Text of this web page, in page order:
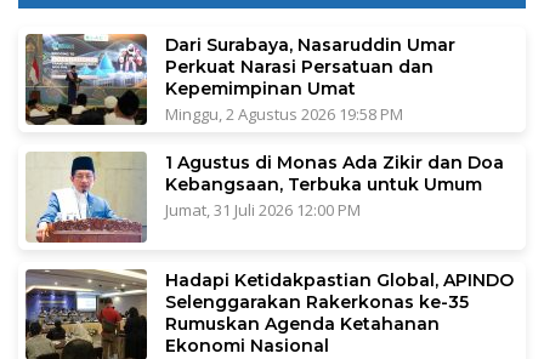
Dari Surabaya, Nasaruddin Umar
Perkuat Narasi Persatuan dan
Kepemimpinan Umat
Minggu, 2 Agustus 2026 19:58 PM
1 Agustus di Monas Ada Zikir dan Doa
Kebangsaan, Terbuka untuk Umum
Jumat, 31 Juli 2026 12:00 PM
Hadapi Ketidakpastian Global, APINDO
Selenggarakan Rakerkonas ke-35
Rumuskan Agenda Ketahanan
Ekonomi Nasional